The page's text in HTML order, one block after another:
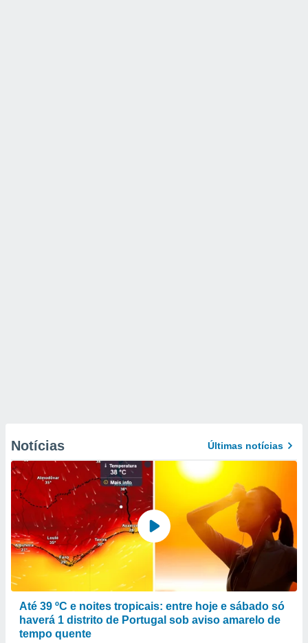
Notícias Últimas notícias
Até 39 ºC e noites tropicais: entre hoje e sábado só
haverá 1 distrito de Portugal sob aviso amarelo de
tempo quente